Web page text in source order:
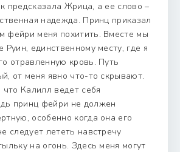
предсказала Жрица, а ее слово –
надежда. Принц приказал
фейри меня похитить. Вместе мы
Руин, единственному месту, где я
отравленную кровь. Путь
от меня явно что-то скрывают.
Калилл ведет себя
принц фейри не должен
особенно когда она его
следует лететь навстречу
на огонь. Здесь меня могут